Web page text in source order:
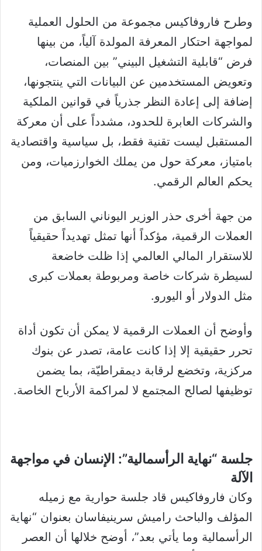
وطرح فاروفاكيس مجموعة من الحلول العملية
لمواجهة احتكار المعرفة المولدة آلياً، من بينها
فرض “قابلية التشغيل البيني” بين المنصات،
وتعويض المستخدمين عن البيانات التي ينتجونها،
إضافة إلى إعادة النظر جذرياً في قوانين الملكية
والشركات العابرة للحدود، مشدداً على أن معركة
المستقبل ليست تقنية فقط، بل سياسية واقتصادية
بامتياز، معركة حول من يملك الخوارزميات، ومن
يحكم العالم الرقمي.
من جهة أخرى حذر الوزير اليوناني السابق من
العملات الرقمية، مؤكداً أنها تمثل تهديداً حقيقياً
للاستقرار المالي العالمي إذا ظلت خاضعة
لسيطرة شركات خاصة ومربوطة بعملات كبرى
مثل الدولار أو اليورو.
وأوضح أن العملات الرقمية لا يمكن أن تكون أداة
تحرر حقيقية إلا إذا كانت عامة، تصدر عن بنوك
مركزية، وتخضع لرقابة ديمقراطيّة، بما يضمن
توظيفها لصالح المجتمع لا لمراكمة الأرباح الخاصة.
جلسة “نهاية الرأسمالية”: الإنسان في مواجهة
الآلة
وكان فاروفاكيس قاد جلسة حوارية مع زميله
المؤلف والباحث راميش سرينيفاسان بعنوان “نهاية
الرأسمالية وما يأتي بعد”، أوضح خلالها أن العصر